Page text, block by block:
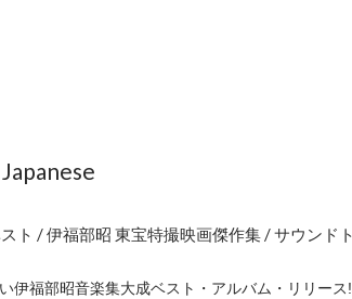
ト / 伊福部昭 東宝特撮映画傑作集 / サウンド
伊福部昭音楽集大成ベスト・アルバム・リリー